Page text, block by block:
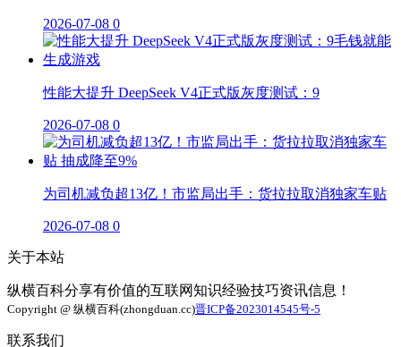
2026-07-08 0
性能大提升 DeepSeek V4正式版灰度测试：9
2026-07-08 0
为司机减负超13亿！市监局出手：货拉拉取消独家车贴
2026-07-08 0
关于本站
纵横百科分享有价值的互联网知识经验技巧资讯信息！
Copyright @ 纵横百科(zhongduan.cc)晋ICP备2023014545号-5
联系我们